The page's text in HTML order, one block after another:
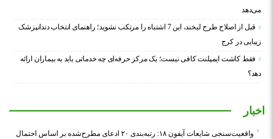
می‌دهد
قبل از اصلاح طرح لبخند، این 7 اشتباه را مرتکب نشوید؛ راهنمای انتخاب دندانپزشک
زیبایی در کرج
فقط کاشت ایمپلنت کافی نیست؛ یک مرکز حرفه‌ای چه خدماتی باید به بیماران ارائه
دهد؟
اخبار
واقعیت‌سنجی شایعات آیفون ۱۸: رتبه‌بندی ۲۰ ادعای مطرح‌شده بر اساس احتمال